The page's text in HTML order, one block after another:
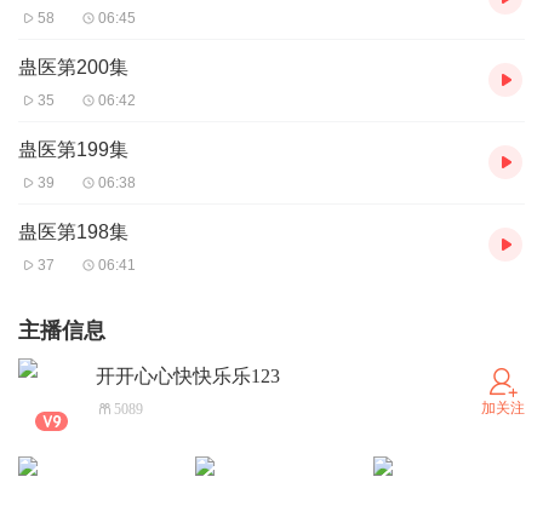
58 06:45
蛊医第200集
35 06:42
蛊医第199集
39 06:38
蛊医第198集
37 06:41
主播信息
开开心心快快乐乐123
5089 加关注